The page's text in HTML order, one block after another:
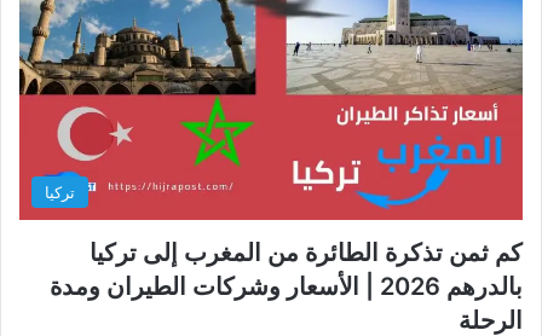
تركيا
كم ثمن تذكرة الطائرة من المغرب إلى تركيا
بالدرهم 2026 | الأسعار وشركات الطيران ومدة
الرحلة